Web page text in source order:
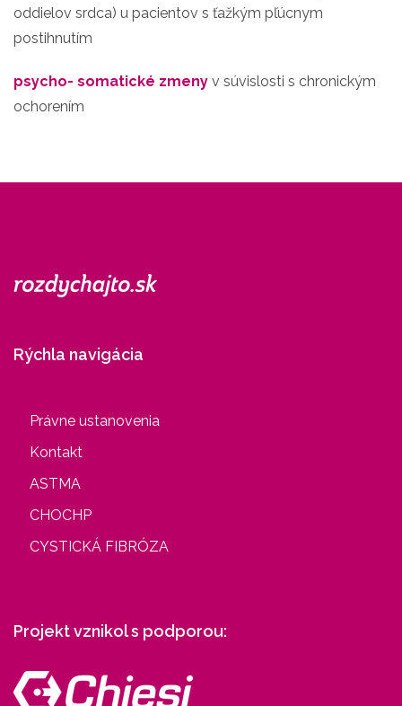
oddielov srdca) u pacientov s ťažkým pľúcnym
postihnutím
psycho- somatické zmeny v súvislosti s chronickým
ochorením
Rýchla navigácia
Právne ustanovenia
Kontakt
ASTMA
CHOCHP
CYSTICKÁ FIBRÓZA
Projekt vznikol s podporou: